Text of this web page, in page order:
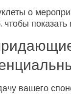
о
вашего